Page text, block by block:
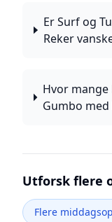
Er Surf og
Reker
Hvor
Gumbo med
Utforsk flere
Flere